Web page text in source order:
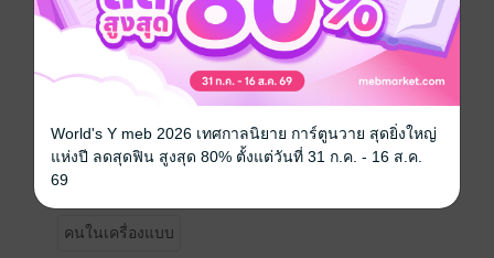
นิยายเรื่องนี้จะจัดโปรโมชั่นฉลองวันเกิดเลเวลที่ 34 ของ
หนูแดงในเดือนเกิดตลอดทั้งเดือนนะคะ
สามารถดาวน์โหลดกันในราคาพิเศษได้จนถึงสิ้นเดือน
พ.ย.67 นี้
ขอให้ทุกท่านมีความสุข สุขภาพสมบูรณ์แข็งแรง ร่ำรวย
เงินทองกันถ้วนหน้าน้า
โรมานซ์
คนในเครื่องแบบ
World's Y meb 2026 เทศกาลนิยาย การ์ตูนวาย สุดยิ่งใหญ่
แห่งปี ลดสุดฟิน สูงสุด 80% ตั้งแต่วันที่ 31 ก.ค. - 16 ส.ค.
69